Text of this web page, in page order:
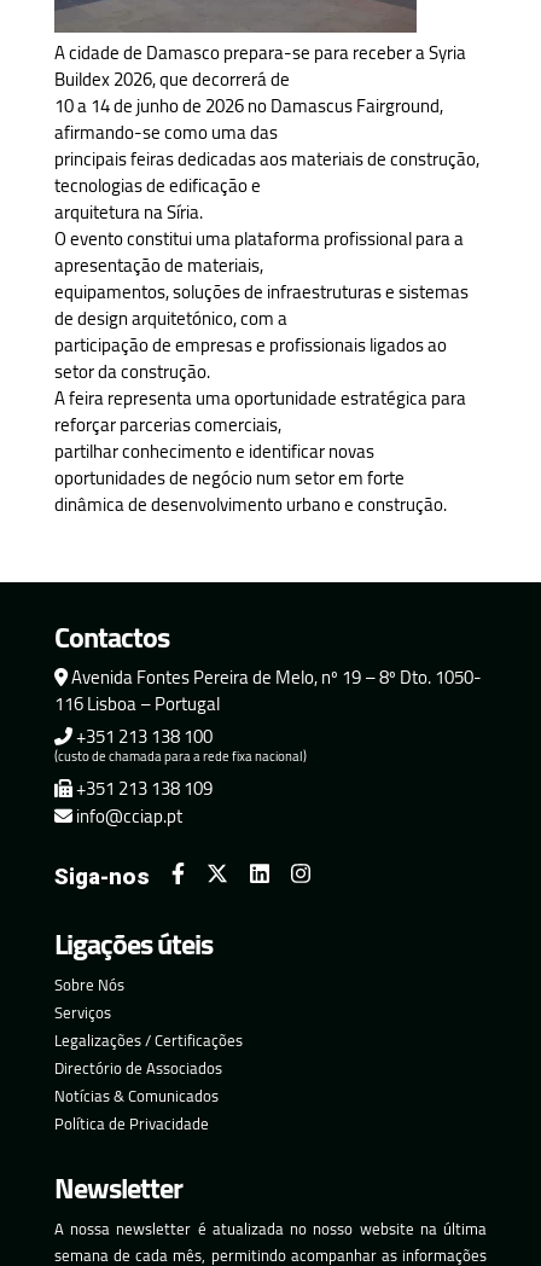
A cidade de Damasco prepara-se para receber a Syria
Buildex 2026, que decorrerá de
10 a 14 de junho de 2026 no Damascus Fairground,
afirmando-se como uma das
principais feiras dedicadas aos materiais de construção,
tecnologias de edificação e
arquitetura na Síria.
O evento constitui uma plataforma profissional para a
apresentação de materiais,
equipamentos, soluções de infraestruturas e sistemas
de design arquitetónico, com a
participação de empresas e profissionais ligados ao
setor da construção.
A feira representa uma oportunidade estratégica para
reforçar parcerias comerciais,
partilhar conhecimento e identificar novas
oportunidades de negócio num setor em forte
dinâmica de desenvolvimento urbano e construção.
Contactos
Avenida Fontes Pereira de Melo, nº 19 – 8º Dto. 1050-
116 Lisboa – Portugal
+351 213 138 100
(custo de chamada para a rede fixa nacional)
+351 213 138 109
info@cciap.pt
Siga-nos
Ligações úteis
Sobre Nós
Serviços
Legalizações / Certificações
Directório de Associados
Notícias & Comunicados
Política de Privacidade
Newsletter
A nossa newsletter é atualizada no nosso website na última
semana de cada mês, permitindo acompanhar as informações